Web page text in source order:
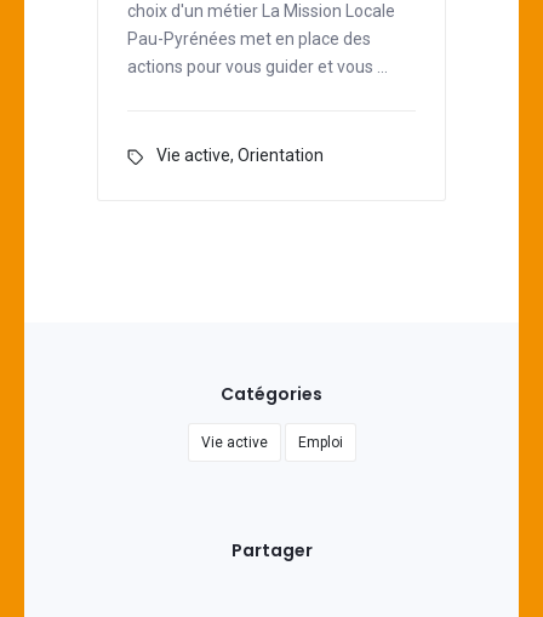
choix d'un métier La Mission Locale
Pau-Pyrénées met en place des
actions pour vous guider et vous …
Vie active, Orientation
Catégories
Vie active Emploi
Partager